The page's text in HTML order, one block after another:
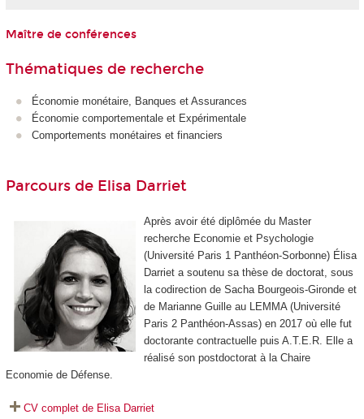
Maître de conférences
Thématiques de recherche
Économie monétaire, Banques et Assurances
Économie comportementale et Expérimentale
Comportements monétaires et financiers
Parcours de Elisa Darriet
Après avoir été diplômée du Master
recherche Economie et Psychologie
(Université Paris 1 Panthéon-Sorbonne) Élisa
Darriet a soutenu sa thèse de doctorat, sous
la codirection de Sacha Bourgeois-Gironde et
de Marianne Guille au LEMMA (Université
Paris 2 Panthéon-Assas) en 2017 où elle fut
doctorante contractuelle puis A.T.E.R. Elle a
réalisé son postdoctorat à la Chaire
Economie de Défense.
CV complet de Elisa Darriet